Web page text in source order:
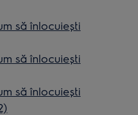
să înlocuiești
să înlocuiești
să înlocuiești